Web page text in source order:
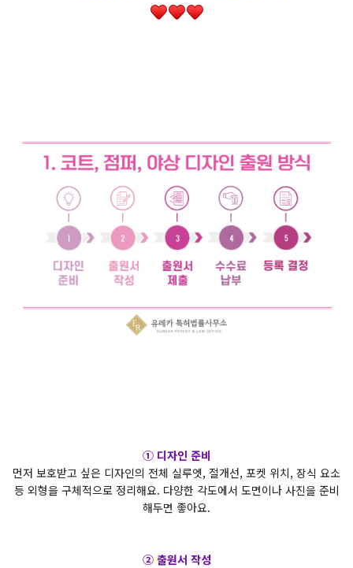
① 디자인 준비
먼저 보호받고 싶은 디자인의 전체 실루엣, 절개선, 포켓 위치, 장식 요소
등 외형을 구체적으로 정리해요. 다양한 각도에서 도면이나 사진을 준비
해두면 좋아요.
② 출원서 작성